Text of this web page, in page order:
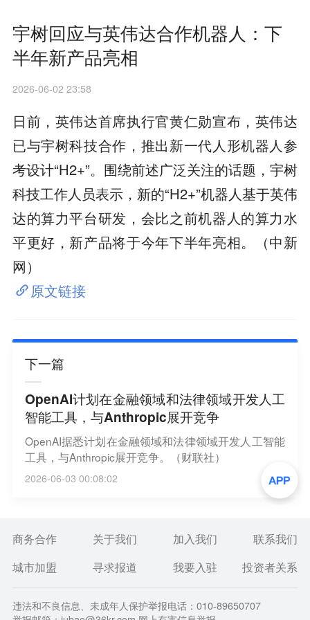
宇树回应与英伟达合作机器人：下
半年新产品亮相
2026-06-02 23:58
日前，英伟达首席执行官黄仁勋宣布，英伟达
已与宇树科技合作，推出新一代人形机器人参
考设计“H2+”。围绕前述广泛关注的话题，宇树
科技工作人员表示，新的“H2+”机器人基于英伟
达的算力平台研发，会比之前机器人的算力水
平更好，新产品将于今年下半年亮相。（中新
网）
原文链接
下一篇
OpenAI计划在金融领域和法律领域开发人工
智能工具，与Anthropic展开竞争
OpenAI据悉计划在金融领域和法律领域开发人工智能
工具，与Anthropic展开竞争。（财联社）
2026-06-03 00:08:02
商务合作 关于我们 加入我们
联系我们
城市加盟
寻求报道 我要入驻 投资者关系
违法和不良信息、未成年人保护举报电话：010-89650707